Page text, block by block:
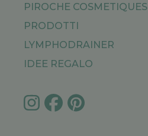
PIROCHE COSMETIQUES
PRODOTTI
LYMPHODRAINER
IDEE REGALO